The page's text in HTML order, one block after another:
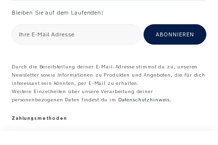
Bleiben Sie auf dem Laufenden:
Ihre E-Mail Adresse ABONNIEREN
Durch die Bereitstellung deiner E-Mail-Adresse stimmst du zu, unseren
Newsletter sowie Informationen zu Produkten und Angeboten, die für dich
interessant sein könnten, per E-Mail zu erhalten.
Weitere Einzelheiten über unsere Verarbeitung deiner
personenbezogenen Daten findest du im Datenschutzhinweis.
Zahlungsmethoden